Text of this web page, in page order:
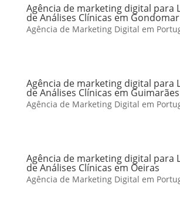
Agência de marketing digital para
de Análises Clínicas em Gondomar
Agência de Marketing Digital em
Agência de marketing digital para
de Análises Clínicas em Guimarães
Agência de Marketing Digital em
Agência de marketing digital para
de Análises Clínicas em Oeiras
Agência de Marketing Digital em